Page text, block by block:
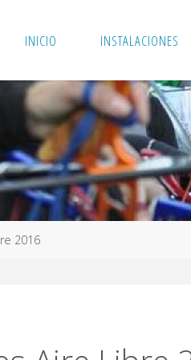
INICIO INSTALACIONES
2016